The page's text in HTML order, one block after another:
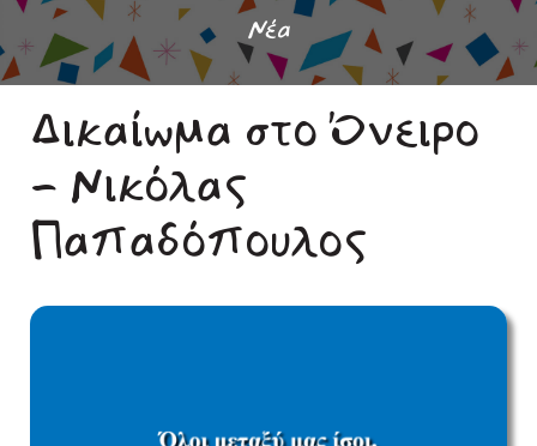
Νέα
Δικαίωμα στο Όνειρο
- Νικόλας
Παπαδόπουλος